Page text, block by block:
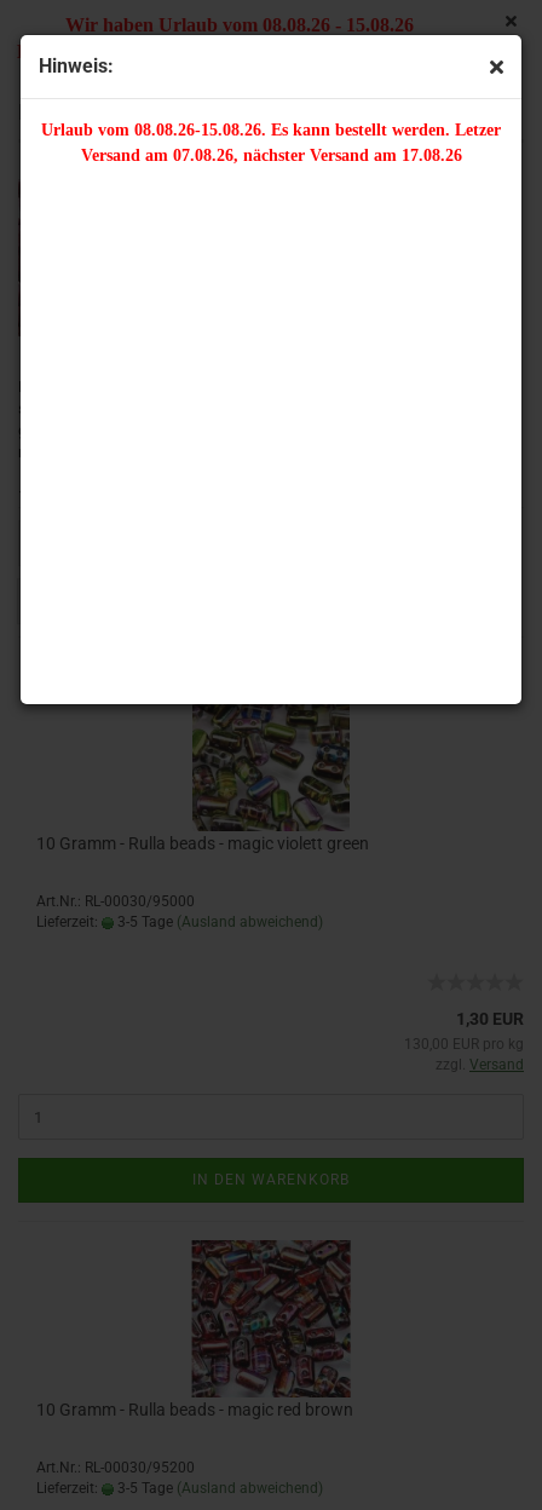
Hinweis:
Urlaub vom 08.08.26-15.08.26. Es kann bestellt werden. Letzer
Versand am 07.08.26, nächster Versand am 17.08.26
Wir haben Urlaub vom 08.08.26 - 15.08.26
Es kann bestellt werden. Letzter Versand am 07.08.26,
miteinander verarbeiten.
10 Gramm - Rulla beads - magic violett green
Art.Nr.: RL-00030/95000
Lieferzeit:
3-5 Tage (Ausland abweichend)
1,30 EUR
130,00 EUR pro kg
zzgl. Versand
IN DEN WARENKORB
10 Gramm - Rulla beads - magic red brown
Art.Nr.: RL-00030/95200
Lieferzeit:
3-5 Tage (Ausland abweichend)